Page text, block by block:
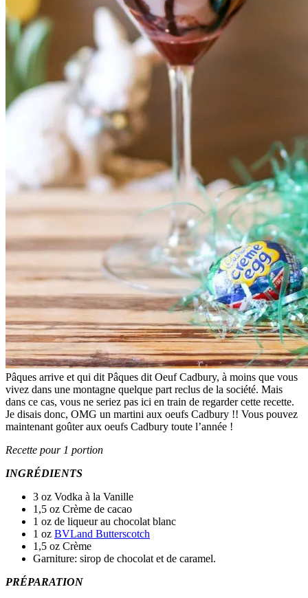
Pâques arrive et qui dit Pâques dit Oeuf Cadbury, à moins que vous
vivez dans une montagne quelque part reclus de la société. Mais
dans ce cas, vous ne seriez pas ici en train de regarder cette recette.
Je disais donc, OMG un martini aux oeufs Cadbury !! Vous pouvez
maintenant goûter aux oeufs Cadbury toute l’année !
Recette pour 1 portion
INGRÉDIENTS
3 oz Vodka à la Vanille
1,5 oz Crème de cacao
1 oz de liqueur au chocolat blanc
1 oz BVLand Butterscotch
1,5 oz Crème
Garniture: sirop de chocolat et de caramel.
PRÉPARATION